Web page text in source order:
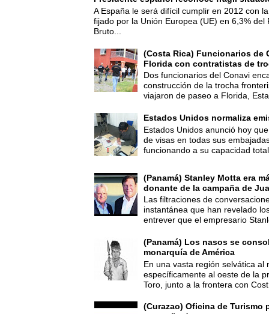
A España le será difícil cumplir en 2012 con
fijado por la Unión Europea (UE) en 6,3% del
Bruto...
(Costa Rica) Funcionarios de
Florida con contratistas de
Dos funcionarios del Conavi
construcción de la trocha
viajaron de paseo a Florida,
Estados Unidos normaliza
Estados Unidos anunció hoy
de visas en todas sus
funcionando a su capacidad
(Panamá) Stanley Motta era
donante de la campaña de
Las filtraciones de
instantánea que han revelado
entrever que el empresario
(Panamá) Los nasos se
monarquía de América
En una vasta región selvática al
específicamente al oeste de la
Toro, junto a la frontera con
(Curazao) Oficina de Turismo